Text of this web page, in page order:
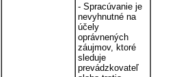
- Spracúvanie je
nevyhnutné na
účely
oprávnených
záujmov, ktoré
sleduje
prevádzkovateľ